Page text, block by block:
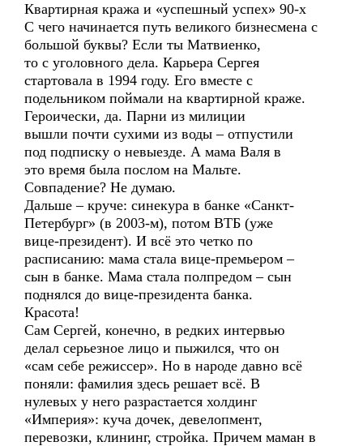
Квартирная кража и «успешный успех» 90-х
С чего начинается путь великого бизнесмена с
большой буквы? Если ты Матвиенко,
то с уголовного дела. Карьера Сергея
стартовала в 1994 году. Его вместе с
подельником поймали на квартирной краже.
Героически, да. Парни из милиции
вышли почти сухими из воды – отпустили
под подписку о невыезде. А мама Валя в
это время была послом на Мальте.
Совпадение? Не думаю.
Дальше – круче: синекура в банке «Санкт-
Петербург» (в 2003-м), потом ВТБ (уже
вице-президент). И всё это четко по
расписанию: мама стала вице-премьером –
сын в банке. Мама стала полпредом – сын
поднялся до вице-президента банка.
Красота!
Сам Сергей, конечно, в редких интервью
делал серьезное лицо и пыжился, что он
«сам себе режиссер». Но в народе давно всё
поняли: фамилия здесь решает всё. В
нулевых у него разрастается холдинг
«Империя»: куча дочек, девелопмент,
перевозки, клининг, стройка. Причем маман в